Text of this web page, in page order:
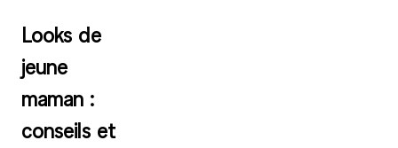
Looks de
jeune
maman :
conseils et